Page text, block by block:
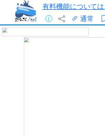
有料機能については
通常